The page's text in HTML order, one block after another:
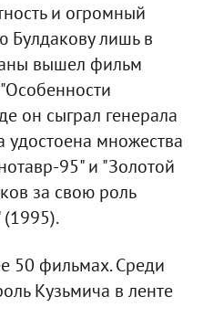
и огромный
Булдакову лишь в
вышел фильм
он сыграл генерала
удостоена множества
95" и "Золотой
за свою роль
50 фильмах. Среди
Кузьмича в ленте